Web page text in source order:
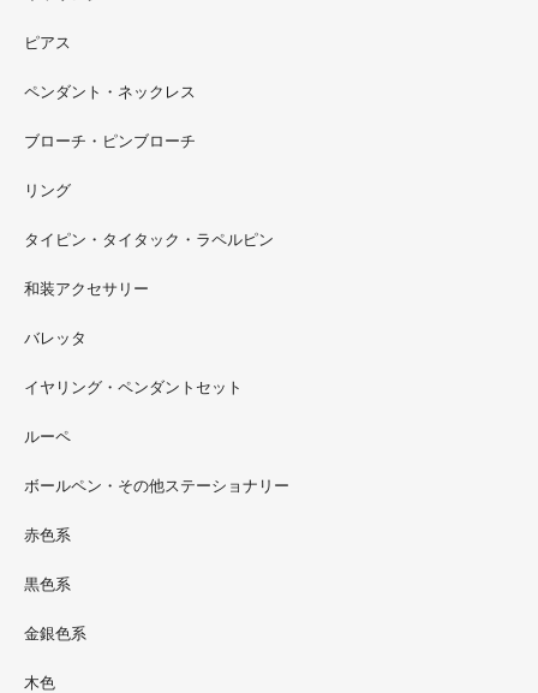
ただ今 東武百貨店船橋店に出展中です。9月20日まで4階
イベントスペースにいます。お近くの方はぜひお越しくだ
螺鈿ソフビでお世話になっているT-BASE銀座ギャラリー
シリーズ』紅里工房螺鈿装飾も展示されています。アクセ
サリーとはまた違った美しさがあると思うのでぜひご覧く
ピアス
ペンダント・ネックレス
ブローチ・ピンブローチ
リング
タイピン・タイタック・ラペルピン
和装アクセサリー
バレッタ
イヤリング・ペンダントセット
ルーペ
ボールペン・その他ステーショナリー
赤色系
黒色系
金銀色系
木色